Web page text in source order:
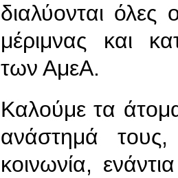
διαλύονται όλες
μέριμνας και
των ΑμεΑ.
Καλούμε τα
ανάστημά
κοινωνία,